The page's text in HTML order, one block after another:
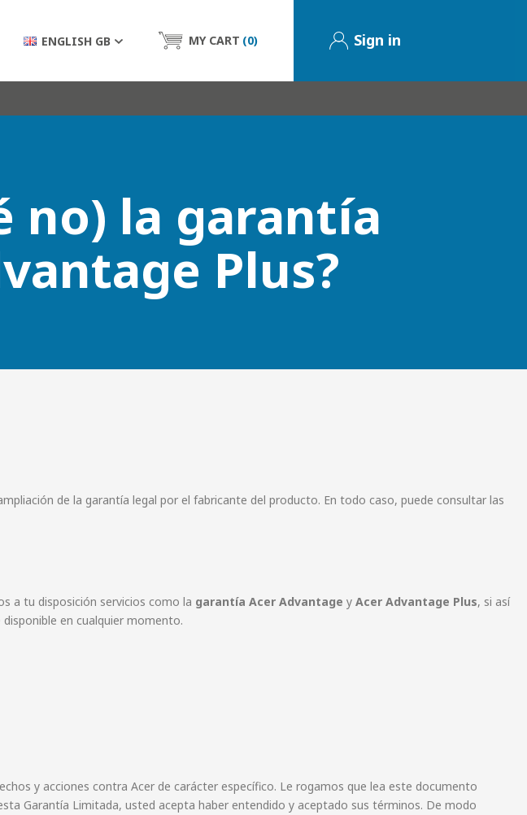
ENGLISH GB MY CART (0) Sign in
no) la garantía
Plus?
de la garantía legal por el fabricante del producto. En todo caso, puede consultar las
a tu disposición servicios como la garantía Acer Advantage y Acer Advantage Plus, si así
en cualquier momento.
y acciones contra Acer de carácter específico. Le rogamos que lea este documento
Garantía Limitada, usted acepta haber entendido y aceptado sus términos. De modo